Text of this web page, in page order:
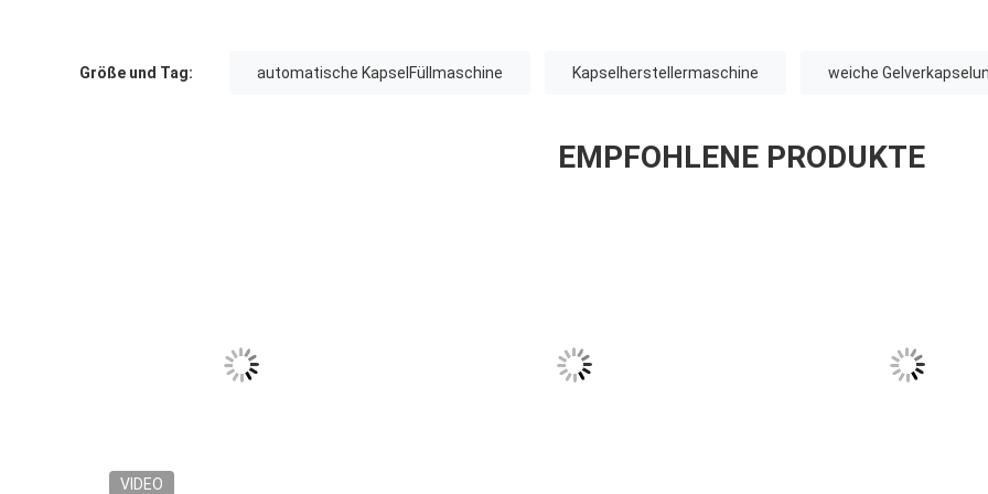
Größe und Tag: automatische KapselFüllmaschine Kapselherstellermaschine weiche
EMPFOHLENE PRODUKTE
VIDEO